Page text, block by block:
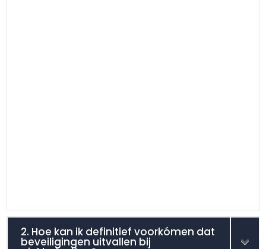
2. Hoe kan ik definitief voorkómen dat
beveiligingen uitvallen bij